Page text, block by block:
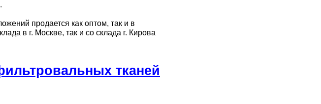
продается как оптом, так и в
в г. Москве, так и со склада г. Кирова
тканей